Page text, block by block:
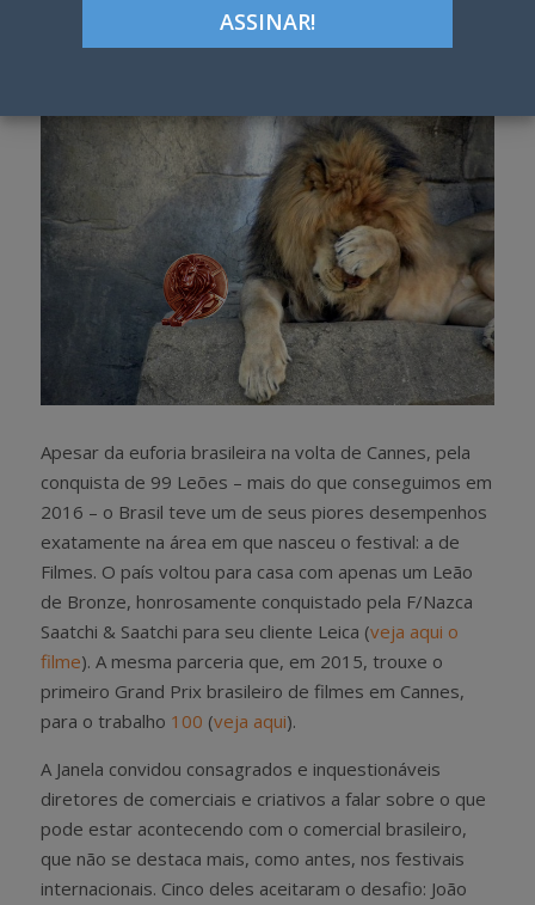
Google+
Apesar da euforia brasileira na volta de Cannes, pela
conquista de 99 Leões – mais do que conseguimos em
2016 – o Brasil teve um de seus piores desempenhos
exatamente na área em que nasceu o festival: a de
Filmes. O país voltou para casa com apenas um Leão
de Bronze, honrosamente conquistado pela F/Nazca
Saatchi & Saatchi para seu cliente Leica (veja aqui o
filme). A mesma parceria que, em 2015, trouxe o
primeiro Grand Prix brasileiro de filmes em Cannes,
para o trabalho 100 (veja aqui).
A Janela convidou consagrados e inquestionáveis
diretores de comerciais e criativos a falar sobre o que
pode estar acontecendo com o comercial brasileiro,
que não se destaca mais, como antes, nos festivais
internacionais. Cinco deles aceitaram o desafio: João